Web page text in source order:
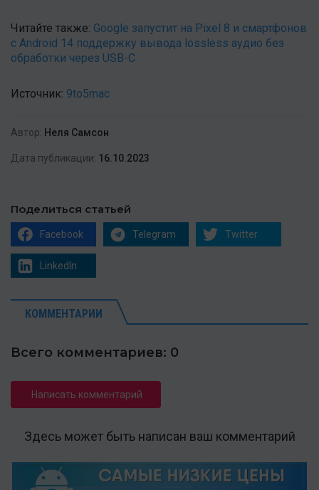
Читайте также: Google запустит на Pixel 8 и смартфонов
с Android 14 поддержку вывода lossless аудио без
обработки через USB-C
Источник: 9to5mac
Автор: Неля Самсон
Дата публикации: 16.10.2023
Поделиться статьей
Facebook Telegram Twitter
LinkedIn
КОММЕНТАРИИ
Всего комментариев: 0
Написать комментарий
Здесь может быть написан ваш комментарий